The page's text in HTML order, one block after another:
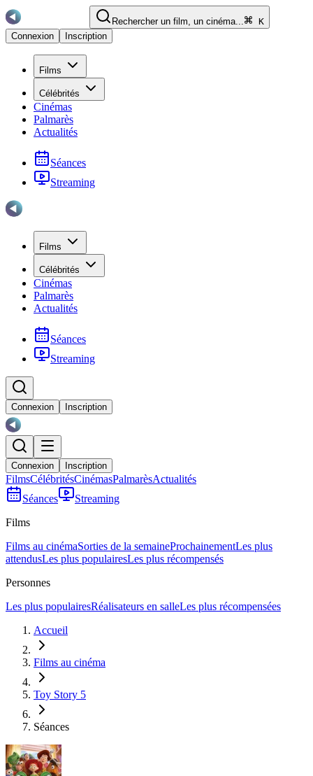
Rechercher un film, un cinéma...
K
Connexion
Inscription
Films
Célébrités
Cinémas
Palmarès
Actualités
Séances
Streaming
Films
Célébrités
Cinémas
Palmarès
Actualités
Séances
Streaming
Connexion Inscription
Connexion Inscription
FilmsCélébritésCinémasPalmarèsActualités
Séances
Streaming
Films
Films au cinémaSorties de la semaineProchainementLes plus
attendusLes plus populairesLes plus récompensés
Personnes
Les plus populairesRéalisateurs en salleLes plus récompensées
Accueil
Films au cinéma
Toy Story 5
Séances